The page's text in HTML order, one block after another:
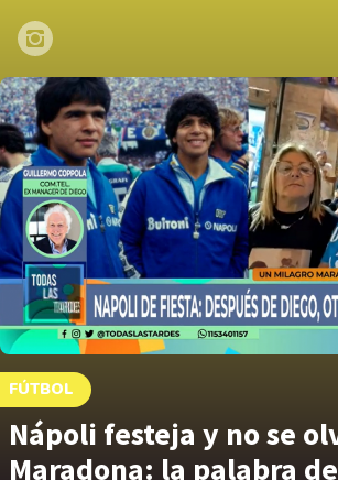
FÚTBOL
Nápoli festeja y no se
Maradona: la palabra